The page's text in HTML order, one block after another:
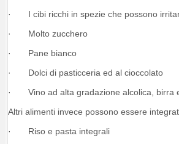
· I cibi ricchi in spezie che possono
· Molto zucchero
· Pane bianco
· Dolci di pasticceria ed al cioccolato
· Vino ad alta gradazione alcolica, birra
Altri alimenti invece possono essere
· Riso e pasta integrali